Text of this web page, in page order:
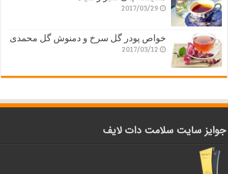
2017/03/29
خواص پودر گل سرخ و دمنوش گل محمدی
2017/03/12
جوایز سایت سلامت دات لایف